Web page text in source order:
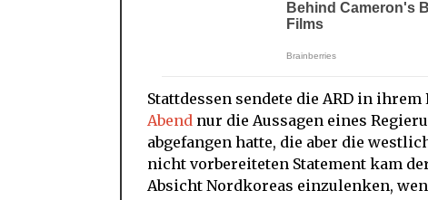
Stattdessen sendete die ARD in
Abend nur die Aussagen eines
abgefangen hatte, die aber die
nicht vorbereiteten Statement kam
Absicht Nordkoreas einzulenken,